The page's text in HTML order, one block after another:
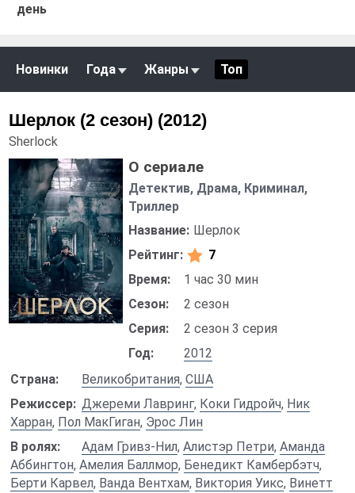
день
Новинки Года Жанры Топ
Шерлок (2 сезон) (2012)
Sherlock
О сериале
Детектив, Драма, Криминал,
Триллер
Название: Шерлок
Рейтинг:
7
Время:
1 час 30 мин
Сезон:
2 сезон
Серия:
2 сезон 3 серия
Год:
2012
Страна:
Великобритания,США
Режиссер: Джереми Лавринг, Коки Гидройч, Ник
Харран, Пол МакГиган, Эрос Лин
В ролях:
Адам Гривз-Нил,Алистэр Петри,Аманда
Аббингтон,Амелия Баллмор, Бенедикт Камбербэтч,
Берти Карвел, Ванда Вентхам, Виктория Уикс, Винетт